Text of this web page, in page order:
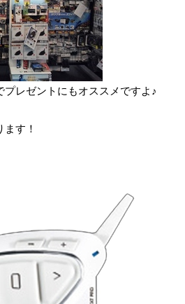
レゼントにもオススメですよ♪
す！